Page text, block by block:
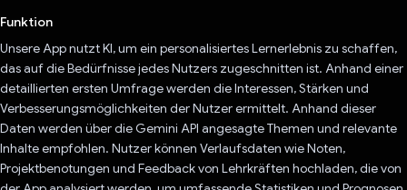
Funktion
Unsere App nutzt KI, um ein personalisiertes Lernerlebnis zu schaffen,
das auf die Bedürfnisse jedes Nutzers zugeschnitten ist. Anhand einer
detaillierten ersten Umfrage werden die Interessen, Stärken und
Verbesserungsmöglichkeiten der Nutzer ermittelt. Anhand dieser
Daten werden über die Gemini API angesagte Themen und relevante
Inhalte empfohlen. Nutzer können Verlaufsdaten wie Noten,
Projektbenotungen und Feedback von Lehrkräften hochladen, die von